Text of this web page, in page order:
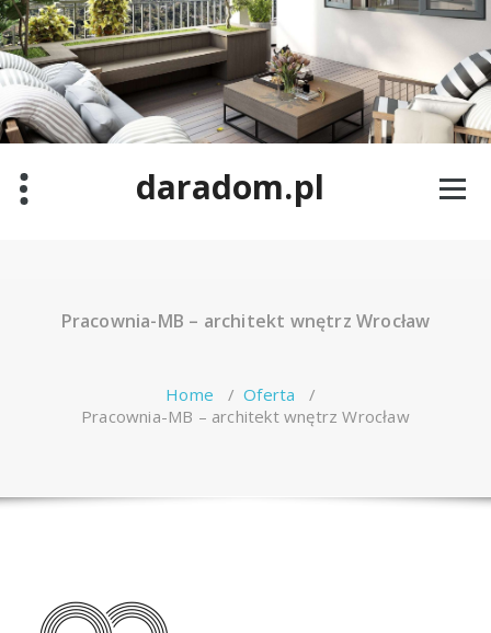
Skip
to
content
daradom.pl
Pracownia-MB – architekt wnętrz Wrocław
Home /Oferta /
Pracownia-MB – architekt wnętrz Wrocław